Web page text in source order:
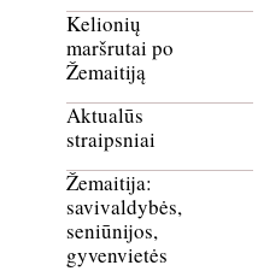
Kelionių
maršrutai po
Žemaitiją
Aktualūs
straipsniai
Žemaitija:
savivaldybės,
seniūnijos,
gyvenvietės